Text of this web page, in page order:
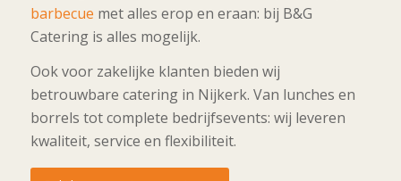
barbecue met alles erop en eraan: bij B&G
Catering is alles mogelijk.
Ook voor zakelijke klanten bieden wij
betrouwbare catering in Nijkerk. Van lunches en
borrels tot complete bedrijfsevents: wij leveren
kwaliteit, service en flexibiliteit.